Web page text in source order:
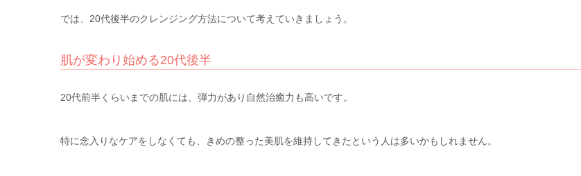
では、20代後半のクレンジング方法について考えていきましょう。
肌が変わり始める20代後半
20代前半くらいまでの肌には、弾力があり自然治癒力も高いです。
特に念入りなケアをしなくても、きめの整った美肌を維持してきたという人は多いかもしれません。